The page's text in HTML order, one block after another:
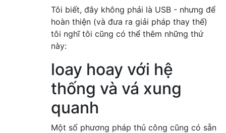
Tôi biết, đây không phải là USB - nhưng để
hoàn thiện (và đưa ra giải pháp thay thế)
tôi nghĩ tôi cũng có thể thêm những thứ
này:
loay hoay với hệ
thống và vá xung
quanh
Một số phương pháp thủ công cũng có sẵn